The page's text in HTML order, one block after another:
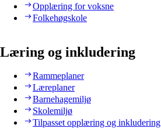
Opplæring for voksne
Folkehøgskole
Læring og inkludering
Rammeplaner
Læreplaner
Barnehagemiljø
Skolemiljø
Tilpasset opplæring og inkludering